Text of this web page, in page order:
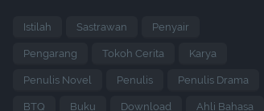
Istilah Sastrawan Penyair
Pengarang Tokoh Cerita Karya
Penulis Novel Penulis Penulis Drama
BTQ Buku Download Ahli Bahasa